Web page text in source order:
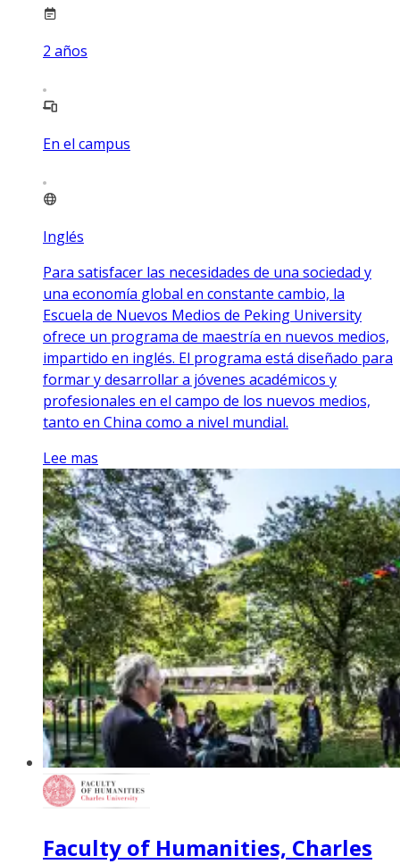
2 años
En el campus
Inglés
Para satisfacer las necesidades de una sociedad y
una economía global en constante cambio, la
Escuela de Nuevos Medios de Peking University
ofrece un programa de maestría en nuevos medios,
impartido en inglés. El programa está diseñado para
formar y desarrollar a jóvenes académicos y
profesionales en el campo de los nuevos medios,
tanto en China como a nivel mundial.
Lee mas
Faculty of Humanities, Charles